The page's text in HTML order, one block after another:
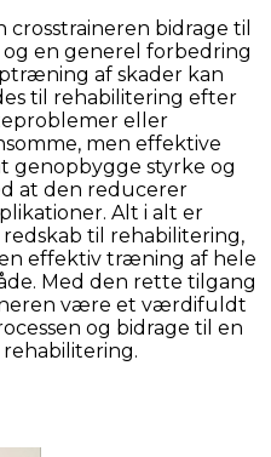
bidrage til
en generel forbedring
af skader kan
til rehabilitering efter
eller
men effektive
styrke og
at den reducerer
Alt i alt er
til rehabilitering,
effektiv træning af hele
Med den rette tilgang
være et værdifuldt
og bidrage til en